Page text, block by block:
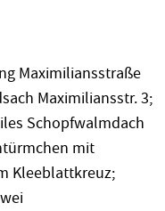
Maximiliansstraße
Maximiliansstr. 3;
Schopfwalmdach
mit
Kleeblattkreuz;